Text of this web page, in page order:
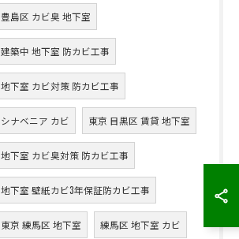
豊島区 カビ臭 地下室
建築中 地下室 防カビ工事
地下室 カビ対策 防カビ工事
シナベニア カビ 東京 目黒区 賃貸 地下室
地下室 カビ臭対策 防カビ工事
地下室 壁紙カビ3年保証防カビ工事
東京 練馬区 地下室 練馬区 地下室 カビ